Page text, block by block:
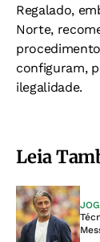
Regalado,
Norte,
configuram,
ilegalidade.
Leia